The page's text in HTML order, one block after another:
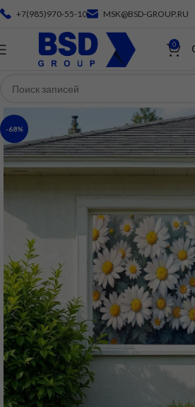
+7(985)970-55-10 MSK@BSD-GROUP.RU
0
-68%